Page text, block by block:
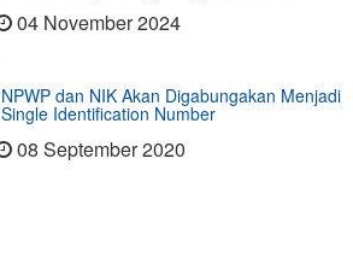
04 November 2024
NPWP dan NIK Akan Digabungakan Menjadi
Single Identification Number
08 September 2020